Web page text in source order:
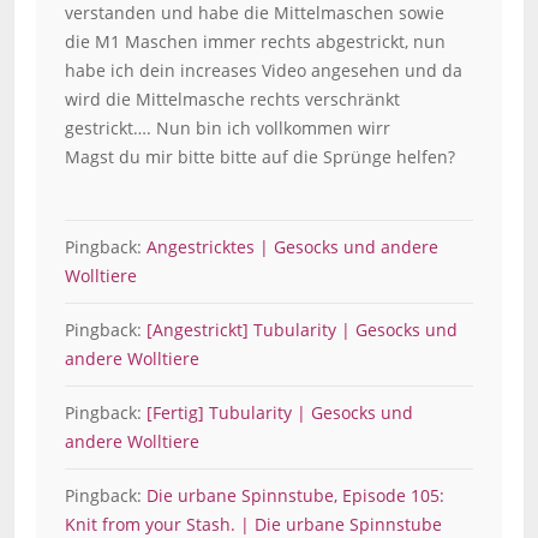
verstanden und habe die Mittelmaschen sowie
die M1 Maschen immer rechts abgestrickt, nun
habe ich dein increases Video angesehen und da
wird die Mittelmasche rechts verschränkt
gestrickt…. Nun bin ich vollkommen wirr
Magst du mir bitte bitte auf die Sprünge helfen?
Pingback: Angestricktes | Gesocks und andere
Wolltiere
Pingback: [Angestrickt] Tubularity | Gesocks und
andere Wolltiere
Pingback: [Fertig] Tubularity | Gesocks und
andere Wolltiere
Pingback: Die urbane Spinnstube, Episode 105:
Knit from your Stash. | Die urbane Spinnstube